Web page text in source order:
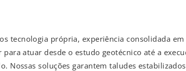
tecnologia própria, experiência consolidada
atuar desde o estudo geotécnico até a
Nossas soluções garantem taludes